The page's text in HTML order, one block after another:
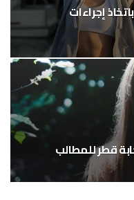
إجراءات
قطر للمطالب